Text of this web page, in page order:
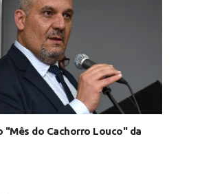
"Mês do Cachorro Louco" da